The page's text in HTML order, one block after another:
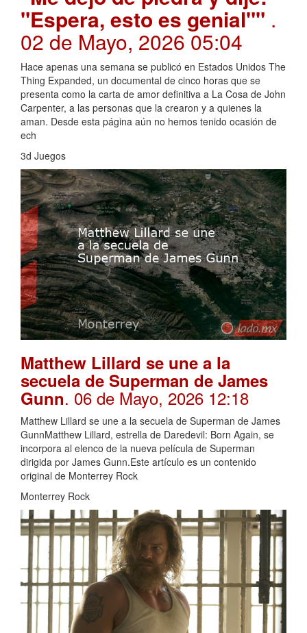
"Espera, esto es genial"" .
02 de Mayo, 2026 05:04
Hace apenas una semana se publicó en Estados Unidos The
Thing Expanded, un documental de cinco horas que se
presenta como la carta de amor definitiva a La Cosa de John
Carpenter, a las personas que la crearon y a quienes la
aman. Desde esta página aún no hemos tenido ocasión de
ech
3d Juegos
Matthew Lillard se une a la
secuela de Superman de James
Gunn. 06 de Mayo, 2026 12:18
Matthew Lillard se une a la secuela de Superman de James
GunnMatthew Lillard, estrella de Daredevil: Born Again, se
incorpora al elenco de la nueva película de Superman
dirigida por James Gunn.Este artículo es un contenido
original de Monterrey Rock
Monterrey Rock